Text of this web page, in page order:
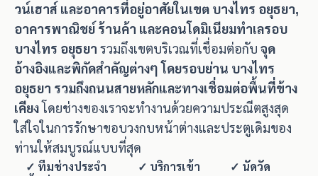
วน์เฮาส์ และอาคารที่อยู่อาศัยในเขต บางไทร อยุธยา,
อาคารพาณิชย์ ร้านค้า และคอนโดมิเนียมทำเลรอบ
บางไทร อยุธยา รวมถึงเขตบริเวณที่เชื่อมต่อกับ จุด
อ้างอิงและพิกัดสำคัญต่างๆ โดยรอบย่าน บางไทร
อยุธยา รวมถึงถนนสายหลักและทางเชื่อมต่อพื้นที่ข้าง
เคียงโดยช่างของเราจะทำงานด้วยความประณีตสูงสุด
ใส่ใจในการรักษาขอบวงกบหน้าต่างและประตูเดิมของ
ท่านให้สมบูรณ์แบบที่สุด
✓ ทีมช่างประจำ
✓ บริการเข้า
✓ นัดวัด